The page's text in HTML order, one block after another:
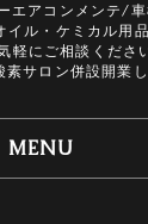
エアコンメンテ/
イル・ケミカル用
軽にご相談くださ
サロン併設開業し
MENU